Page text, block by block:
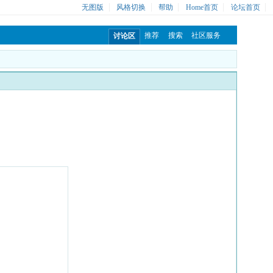
无图版 风格切换 帮助 Home首页 论坛首页
讨论区 推荐 搜索 社区服务